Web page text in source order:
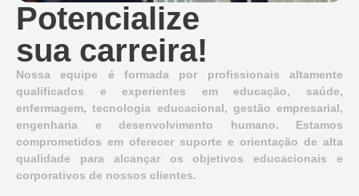
Potencialize
sua carreira!
Nossa equipe é formada por profissionais altamente
qualificados e experientes em educação, saúde,
enfermagem, tecnologia educacional, gestão empresarial,
engenharia e desenvolvimento humano. Estamos
comprometidos em oferecer suporte e orientação de alta
qualidade para alcançar os objetivos educacionais e
corporativos de nossos clientes.